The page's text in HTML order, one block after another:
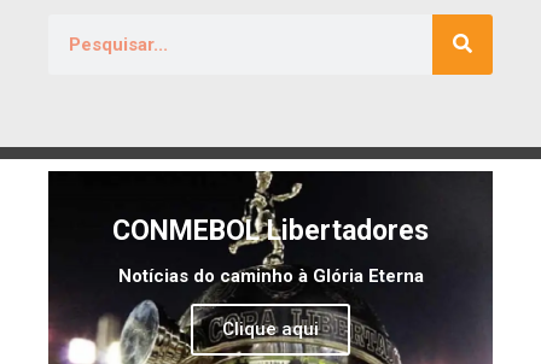
CONMEBOL Libertadores
Notícias do caminho à Glória Eterna
Clique aqui